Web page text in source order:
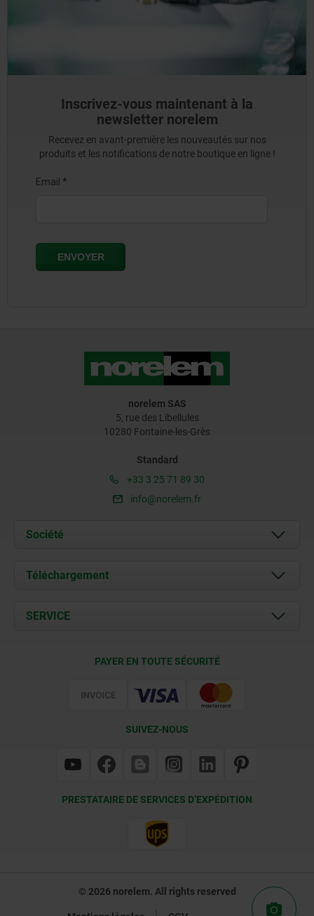
Inscrivez-vous maintenant à la
newsletter norelem
Recevez en avant-première les nouveautés sur nos
produits et les notifications de notre boutique en ligne !
norelem SAS
5, rue des Libellules
10280 Fontaine-les-Grès
Standard
+33 3 25 71 89 30
info@norelem.fr
Société
À propos de nous
Contact
Téléchargement
Documents
SERVICE
PAYER EN TOUTE SÉCURITÉ
SUIVEZ-NOUS
PRESTATAIRE DE SERVICES D’EXPÉDITION
© 2026 norelem. All rights reserved